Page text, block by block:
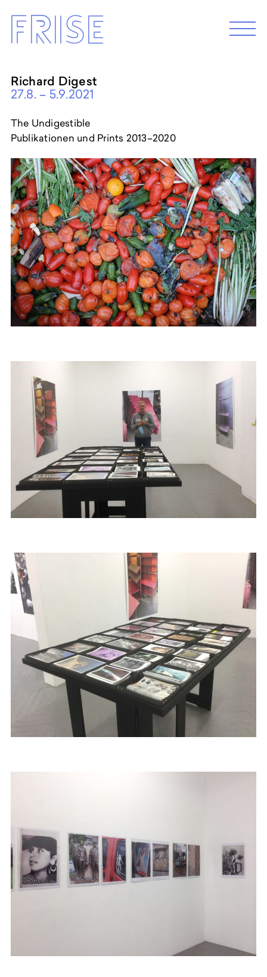
content
M
e
Frise
EXHIBITION 2026
Archive
ABOUT
Künstler*innenhaus Hamburg
Abbildungszentrum
Artist in Residence
Frise e.G.
Richard Digest
27.8. – 5.9.2021
The Undigestible
Publikationen und Prints 2013–2020